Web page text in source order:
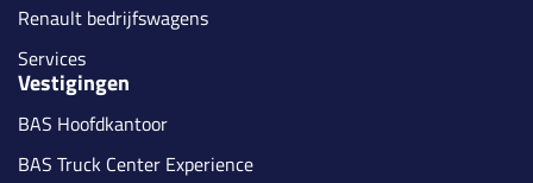
Renault bedrijfswagens
Services
Vestigingen
BAS Hoofdkantoor
BAS Truck Center Experience